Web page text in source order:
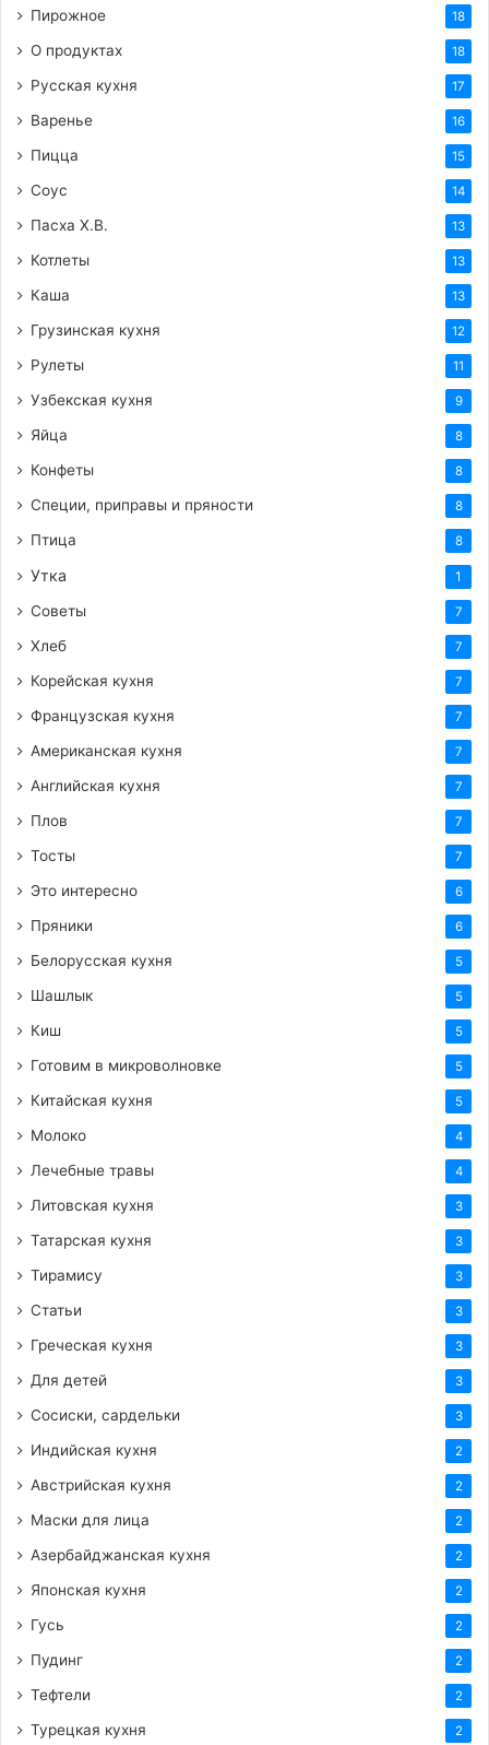
Пирожное 18
О продуктах 18
Русская кухня 17
Варенье 16
Пицца 15
Соус 14
Пасха Х.В. 13
Котлеты 13
Каша 13
Грузинская кухня 12
Рулеты 11
Узбекская кухня 9
Яйца 8
Конфеты 8
Специи, приправы и пряности 8
Птица 8
Утка 1
Советы 7
Хлеб 7
Корейская кухня 7
Французская кухня 7
Американская кухня 7
Английская кухня 7
Плов 7
Тосты 7
Это интересно 6
Пряники 6
Белорусская кухня 5
Шашлык 5
Киш 5
Готовим в микроволновке 5
Китайская кухня 5
Молоко 4
Лечебные травы 4
Литовская кухня 3
Татарская кухня 3
Тирамису 3
Статьи 3
Греческая кухня 3
Для детей 3
Сосиски, сардельки 3
Индийская кухня 2
Австрийская кухня 2
Маски для лица 2
Азербайджанская кухня 2
Японская кухня 2
Гусь 2
Пудинг 2
Тефтели 2
Турецкая кухня 2